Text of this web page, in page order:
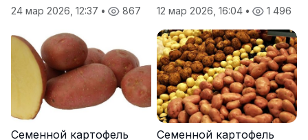
24 мар 2026, 12:37 • 867
12 мар 2026, 16:04 • 1 496
Семенной картофель
Семенной картофель